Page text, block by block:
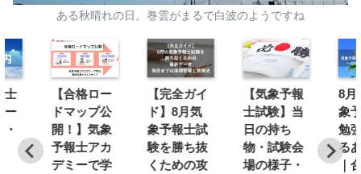
ある秋晴れの日。巻雲がまるで白波のようですね
士
ー
【合格ロー
ドマップ公
開！】気象
予報士アカ
デミーで学
【完全ガイ
ド】8月気
象予報士試
験を勝ち抜
くための攻
【気象予報
士試験】当
日の持ち
物・試験会
場の様子・
8月
象
勉
る
｜